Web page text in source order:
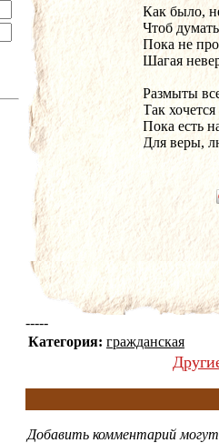
Как было,
Чтоб
Пока не
Шагая
Размыты
Так
Пока есть
Для веры,
-----
Категория: гражданская
Добавить комментарий